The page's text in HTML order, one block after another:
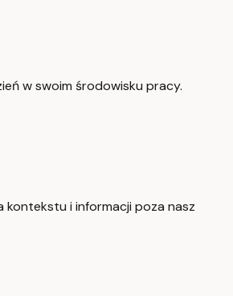
w swoim środowisku pracy.
kontekstu i informacji poza nasz